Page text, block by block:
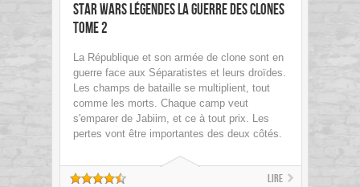
Star Wars Légendes La Guerre des Clones
Tome 2
La République et son armée de clone sont en
guerre face aux Séparatistes et leurs droïdes.
Les champs de bataille se multiplient, tout
comme les morts. Chaque camp veut
s'emparer de Jabiim, et ce à tout prix. Les
pertes vont être importantes des deux côtés.
Lire